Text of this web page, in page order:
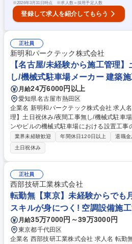
※2026年3月31日時点 ※求人数＝採用予定人数
登録して求人を紹介してもらう
正社員
新明和パークテック株式会社
【名古屋/未経験から施工管理
し/機械式駐車場メーカー 建築
月給24万6000円以上
愛知県名古屋市熱田区
企業名 新明和パークテック株式会社 求人名 【名古屋/未経験から施工管
理】土日祝休み/夜間工事無し/機械式駐車場メーカー 仕事
ンやビルの機械式駐車場における設置工事
力会社との工程調整、進捗・安全管理を担
く、指示出しを中心としたマネジメント業務です。 (1)元請け(
の打ち合わせ・工程調整 (2)協力会社への
場巡視(公共交通機関での直行直帰スタイ
ンション等が主のため夜間工事はなく原則
日帰りがメイン。1人で抱え込まず、チー
す。 募集職種 【名古屋/未経験から施工管理】土日祝休み/夜間工事無し/機
械式駐車場メーカー
業界未経験歓迎 年間休日120日以上 退職金
土日祝休み
正社員
西部技研工業株式会社
転勤無【東京】未経験からでも
スキルが身につく! 空調設備施
月給35万7000円～39万3000円
東京都千代田区
企業名 西部技研工業株式会社 求人名 転勤無【東京】未経験からでも月給